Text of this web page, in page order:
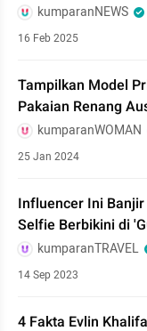
kumparanNEWS
16 Feb 2025
Tampilkan Model
Pakaian Renang
kumparanWOMAN
25 Jan 2024
Influencer Ini
Selfie Berbikini di
kumparanTRAVEL
14 Sep 2023
4 Fakta Evlin